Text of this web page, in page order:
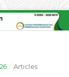
/ Articles